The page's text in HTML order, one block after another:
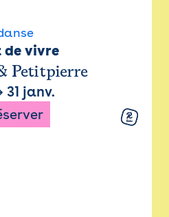
de vivre
Petitpierre
31 janv.